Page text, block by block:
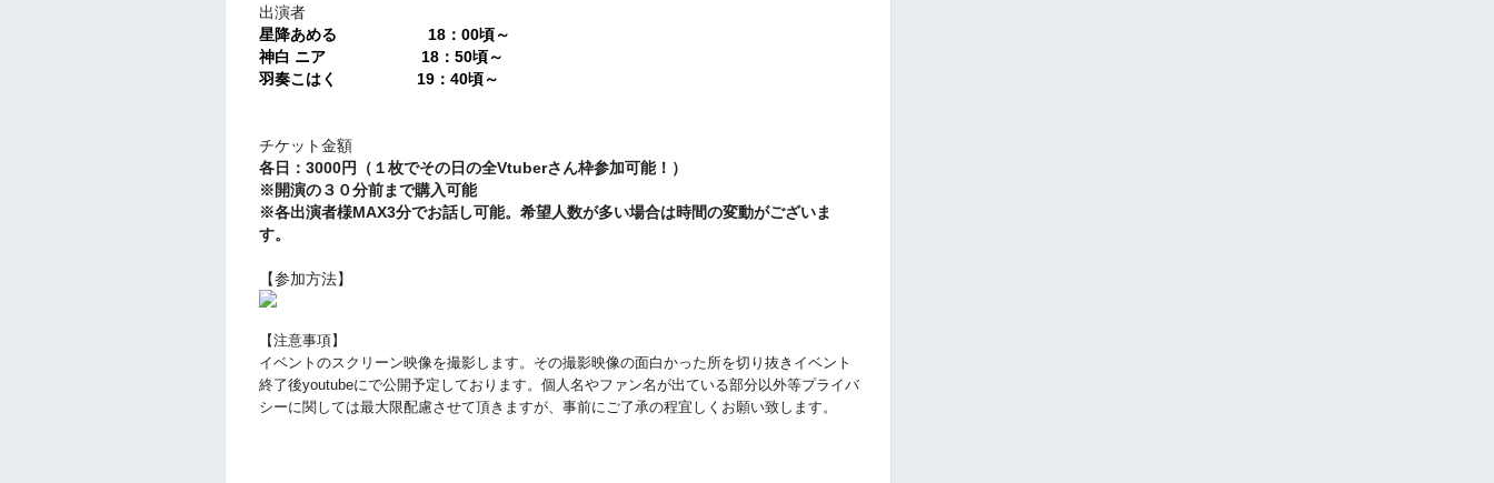
出演者
星降あめる 18：00頃～
神白 ニア
18：50頃～
羽奏こはく 19：40頃～
チケット金額
各日：3000円（１枚でその日の全Vtuberさん枠参加可能！）
※開演の３０分前まで購入可能
※各出演者様MAX3分でお話し可能。希望人数が多い場合は時間の変動がございま
す。
【参加方法】
【注意事項】
イベントのスクリーン映像を撮影します。その撮影映像の面白かった所を切り抜きイベント
終了後youtubeにで公開予定しております。個人名やファン名が出ている部分以外等プライバ
シーに関しては最大限配慮させて頂きますが、事前にご了承の程宜しくお願い致します。